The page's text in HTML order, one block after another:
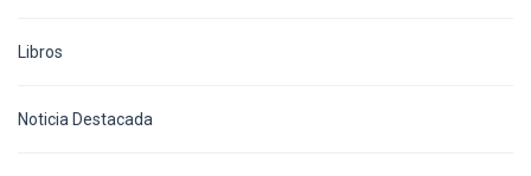
Libros
Noticia Destacada